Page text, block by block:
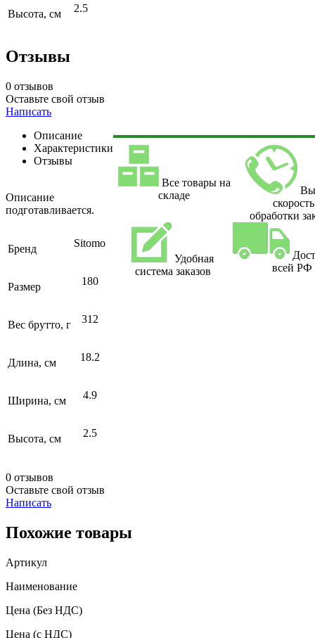
Высота, см 2.5
Отзывы
0 отзывов
Оставьте свой отзыв
Написать
Описание
Характеристики
Отзывы
Описание
подготавливается.
Бренд Sitomo
Размер 180
Вес брутто, г 312
Длина, см 18.2
Ширина, см 4.9
Высота, см 2.5
0 отзывов
Оставьте свой отзыв
Написать
Все товары на
складе
скорость
обработки
Удобная
система заказов
всей РФ
Похожие товары
Артикул
Наименование
Цена (Без НДС)
Цена (с НДС)